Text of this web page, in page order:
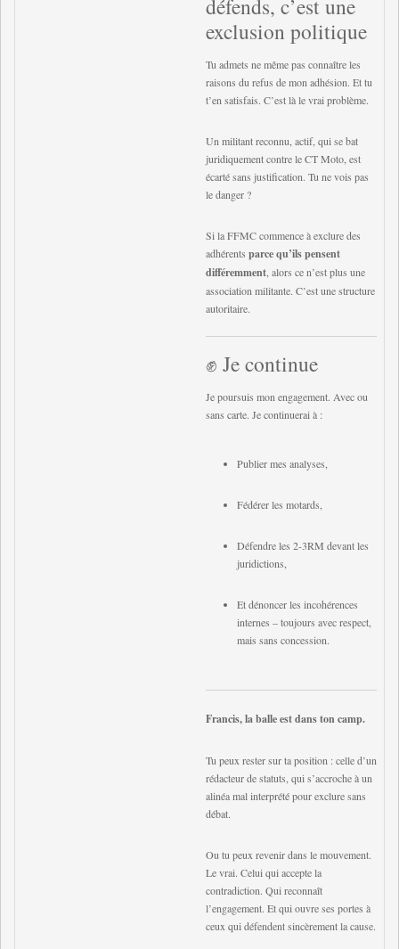
défends, c’est une
exclusion politique
Tu admets ne même pas connaître les
raisons du refus de mon adhésion. Et tu
t’en satisfais. C’est là le vrai problème.
Un militant reconnu, actif, qui se bat
juridiquement contre le CT Moto, est
écarté sans justification. Tu ne vois pas
le danger ?
Si la FFMC commence à exclure des
adhérents parce qu’ils pensent
différemment , alors ce n’est plus une
association militante. C’est une structure
autoritaire.
✊ Je continue
Je poursuis mon engagement. Avec ou
sans carte. Je continuerai à :
Publier mes analyses,
Fédérer les motards,
Défendre les 2-3RM devant les
juridictions,
Et dénoncer les incohérences
internes – toujours avec respect,
mais sans concession.
Francis, la balle est dans ton camp.
Tu peux rester sur ta position : celle d’un
rédacteur de statuts, qui s’accroche à un
alinéa mal interprété pour exclure sans
débat.
Ou tu peux revenir dans le mouvement.
Le vrai. Celui qui accepte la
contradiction. Qui reconnaît
l’engagement. Et qui ouvre ses portes à
ceux qui défendent sincèrement la cause.